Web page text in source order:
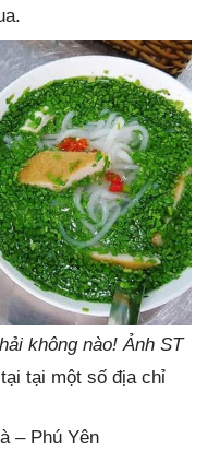
không nào! Ảnh ST
tại một số địa chỉ
– Phú Yên